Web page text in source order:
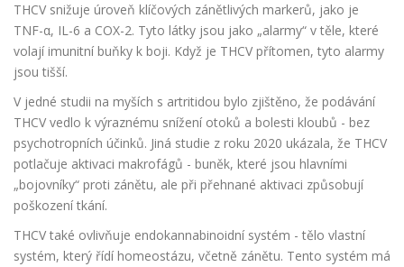
THCV snižuje úroveň klíčových zánětlivých markerů, jako je
TNF-α, IL-6 a COX-2. Tyto látky jsou jako „alarmy“ v těle, které
volají imunitní buňky k boji. Když je THCV přítomen, tyto alarmy
jsou tišší.
V jedné studii na myších s artritidou bylo zjištěno, že podávání
THCV vedlo k výraznému snížení otoků a bolesti kloubů - bez
psychotropních účinků. Jiná studie z roku 2020 ukázala, že THCV
potlačuje aktivaci makrofágů - buněk, které jsou hlavními
„bojovníky“ proti zánětu, ale při přehnané aktivaci způsobují
poškození tkání.
THCV také ovlivňuje endokannabinoidní systém - tělo vlastní
systém, který řídí homeostázu, včetně zánětu. Tento systém má